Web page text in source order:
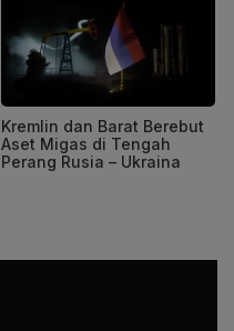
Kremlin dan Barat Berebut
Aset Migas di Tengah
Perang Rusia – Ukraina